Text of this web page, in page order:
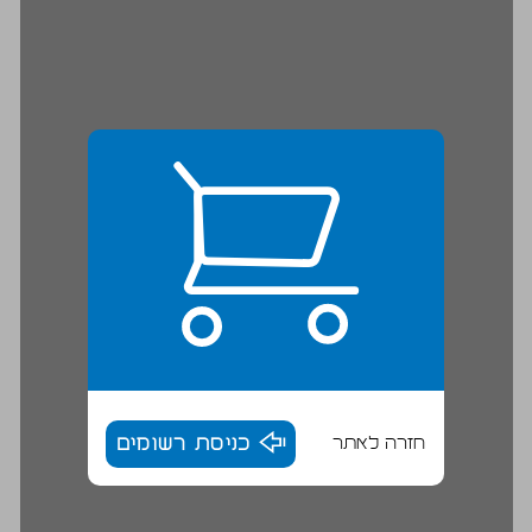
חזרה לאתר כניסת רשומים